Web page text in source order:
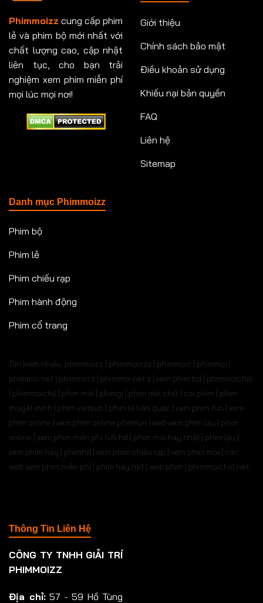
Phimmoizz cung cấp phim
lẻ và phim bộ mới nhất với
chất lượng cao, cập nhật
liên tục, cho bạn trải
nghiệm xem phim miễn phí
mọi lúc mọi nơi!
Giới thiệu
Chính sách bảo mật
Điều khoản sử dụng
Khiếu nại bản quyền
FAQ
Liên hệ
Sitemap
Danh mục Phimmoizz
Phim bộ
Phim lẻ
Phim chiếu rạp
Phim hành động
Phim cổ trang
Tìm kiếm nhiều: phimmoizz | phimmoizzz | phimmoiz | phimmoi |
phimmoi net | phimmoi.z | phimmoi.net z | xem phim hd | phimmoichill
| phimmoichil | phim mới | phimgi | phim mới chill | coi phim | phim
thuyết minh | phim vietsub | phim lẻ hàn quốc | xem phim fun | xem
phim online | xem phim online phimfun | web xem phim lậu | phim
online | xem phim miễn phí full hd | phim mới hay nhất | phim lậu |
xem phim hay | phimhd | xem phim chiếu rạp | xem phim mới | các
web xem phim miễn phí | phim hay.net | web phim | phimmoichill net
Thông Tin Liên Hệ
CÔNG TY TNHH GIẢI TRÍ
PHIMMOIZZ
Địa chỉ:57 - 59 Hồ Tùng